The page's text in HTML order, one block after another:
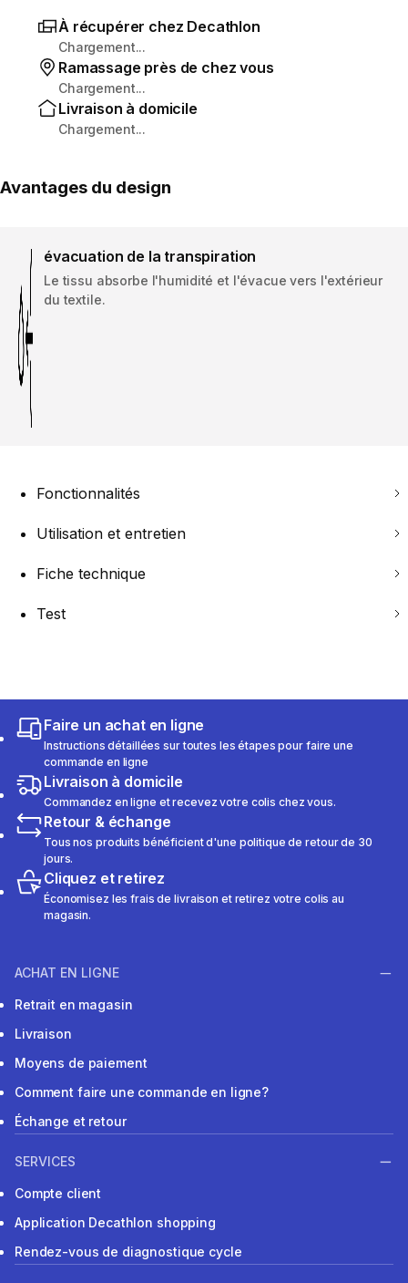
À récupérer chez Decathlon
Chargement...
Ramassage près de chez vous
Chargement...
Livraison à domicile
Chargement...
Avantages du design
évacuation de la transpiration
Le tissu absorbe l'humidité et l'évacue vers l'extérieur
du textile.
Fonctionnalités
Utilisation et entretien
Fiche technique
Test
Faire un achat en ligne
Instructions détaillées sur toutes les étapes pour faire une
commande en ligne
Livraison à domicile
Commandez en ligne et recevez votre colis chez vous.
Retour & échange
Tous nos produits bénéficient d'une politique de retour de 30
jours.
Cliquez et retirez
Économisez les frais de livraison et retirez votre colis au
magasin.
ACHAT EN LIGNE
Retrait en magasin
Livraison
Moyens de paiement
Comment faire une commande en ligne?
Échange et retour
SERVICES
Compte client
Application Decathlon shopping
Rendez-vous de diagnostique cycle